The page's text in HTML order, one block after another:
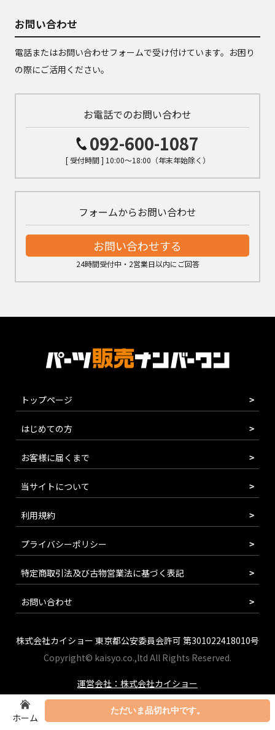
ホーム
ただいま品切れ中です。
お問い合わせ
電話またはお問い合わせフォームで受け付けています。お困り
の際にご活用ください。
お電話でのお問い合わせ
092-600-1087
[ 受付時間 ] 10:00～18:00（年末年始除く）
フォームからお問い合わせ
お問い合わせする
24時間受付中・2営業日以内にご回答
トップページ
はじめての方
お客様に届くまで
当サイトについて
利用規約
プライバシーポリシー
特定商取引法及び古物営業法に基づく表記
お問い合わせ
株式会社カイショー 東京都公安委員会許可 第301022418010号
Copyright© kaisyo.co.,ltd All Rights Reserved.
運営会社：株式会社カイショー